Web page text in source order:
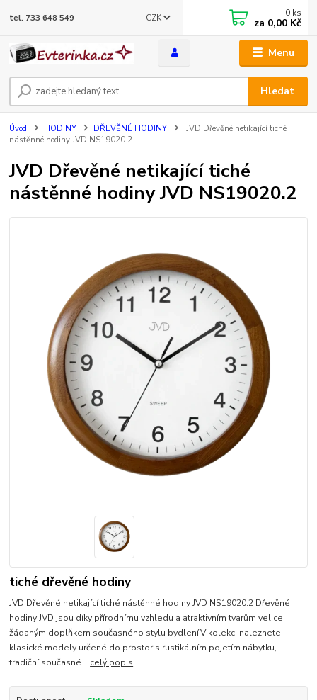
Menu
CZK
Hledat
tel. 733 648 549 0 ks
za 0,00 Kč
Úvod HODINY DŘEVĚNÉ HODINY
JVD Dřevěné netikající tiché
nástěnné hodiny JVD NS19020.2
JVD Dřevěné netikající tiché
nástěnné hodiny JVD NS19020.2
tiché dřevěné hodiny
JVD Dřevěné netikající tiché nástěnné hodiny JVD NS19020.2 Dřevěné
hodiny JVD jsou díky přírodnímu vzhledu a atraktivním tvarům velice
žádaným doplňkem současného stylu bydlení.V kolekci naleznete
klasické modely určené do prostor s rustikálním pojetím nábytku,
tradiční současné... celý popis